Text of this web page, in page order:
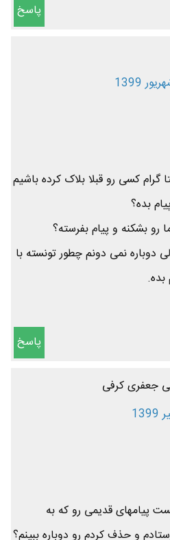
پاسخ
گرام کسی رو قبلا بلاک کرده باشیم
بده؟
بشکنه و پیام بفرسته؟
نمی دونم چطور تونسته با
پاسخ
جعفری کرفی
پیامهای قدیمی رو که به
و حذف کردم رو دوباره ببینم؟